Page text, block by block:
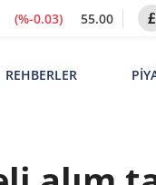
(%-0.03) 55.00
REHBERLER